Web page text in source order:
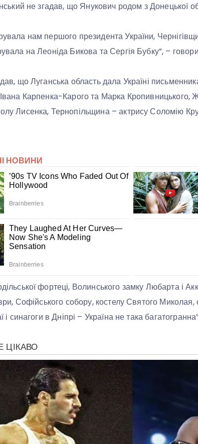
не згадав, що Янукович родом з Донецької
нам першого президента України,
на Леоніда Бикова та Сергія Бубку”, –
що Луганська область дала Україні
Карпенка-Карого та Марка
Лисенка, Тернопільщина – актрису Соломію
фортеці, Волинського замку Любарта і
Софійського собору, костелу Святого
і синагоги в Дніпрі – Україна не така